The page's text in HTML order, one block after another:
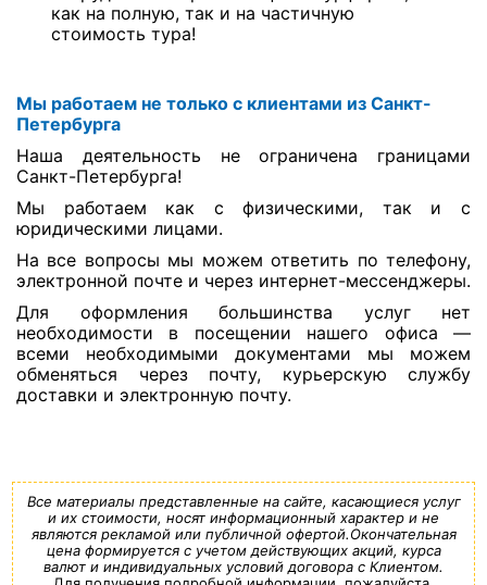
как на полную, так и на частичную
стоимость тура!
Мы работаем не только с клиентами из Санкт-
Петербурга
Наша деятельность не ограничена границами
Санкт-Петербурга!
Мы работаем как с физическими, так и с
юридическими лицами.
На все вопросы мы можем ответить по телефону,
электронной почте и через интернет-мессенджеры.
Для оформления большинства услуг нет
необходимости в посещении нашего офиса —
всеми необходимыми документами мы можем
обменяться через почту, курьерскую службу
доставки и электронную почту.
Все материалы представленные на сайте, касающиеся услуг
и их стоимости, носят информационный характер и не
являются рекламой или публичной офертой.Окончательная
цена формируется с учетом действующих акций, курса
валют и индивидуальных условий договора с Клиентом.